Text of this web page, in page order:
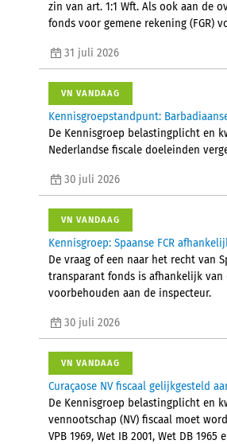
zin van art. 1:1 Wft. Als ook aan de
fonds voor gemene rekening (FGR)
31 juli 2026
VN VANDAAG
Kennisgroepstandpunt:
De Kennisgroep belastingplicht en
Nederlandse fiscale doeleinden
30 juli 2026
VN VANDAAG
Kennisgroep: Spaanse FCR
De vraag of een naar het recht van
transparant fonds is afhankelijk
voorbehouden aan de inspecteur.
30 juli 2026
VN VANDAAG
Curaçaose NV fiscaal gelijkgesteld
De Kennisgroep belastingplicht en
vennootschap (NV) fiscaal moet
VPB 1969, Wet IB 2001, Wet DB